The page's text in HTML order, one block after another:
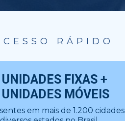
RÁPIDO
FIXAS +
MÓVEIS
em mais de 1.200 cidades